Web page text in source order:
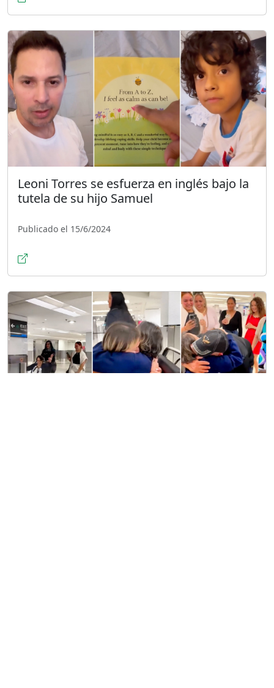
Leoni Torres se esfuerza en inglés bajo la
tutela de su hijo Samuel
Publicado el 15/6/2024